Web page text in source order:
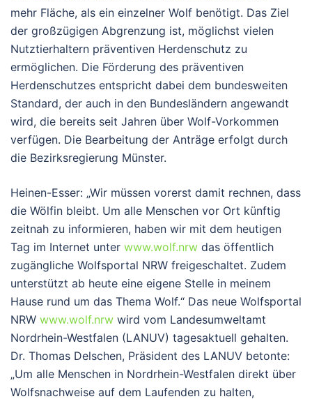
mehr Fläche, als ein einzelner Wolf benötigt. Das Ziel
der großzügigen Abgrenzung ist, möglichst vielen
Nutztierhaltern präventiven Herdenschutz zu
ermöglichen. Die Förderung des präventiven
Herdenschutzes entspricht dabei dem bundesweiten
Standard, der auch in den Bundesländern angewandt
wird, die bereits seit Jahren über Wolf-Vorkommen
verfügen. Die Bearbeitung der Anträge erfolgt durch
die Bezirksregierung Münster.
Heinen-Esser: „Wir müssen vorerst damit rechnen, dass
die Wölfin bleibt. Um alle Menschen vor Ort künftig
zeitnah zu informieren, haben wir mit dem heutigen
Tag im Internet unter www.wolf.nrw das öffentlich
zugängliche Wolfsportal NRW freigeschaltet. Zudem
unterstützt ab heute eine eigene Stelle in meinem
Hause rund um das Thema Wolf.“ Das neue Wolfsportal
NRW www.wolf.nrw wird vom Landesumweltamt
Nordrhein-Westfalen (LANUV) tagesaktuell gehalten.
Dr. Thomas Delschen, Präsident des LANUV betonte:
„Um alle Menschen in Nordrhein-Westfalen direkt über
Wolfsnachweise auf dem Laufenden zu halten,